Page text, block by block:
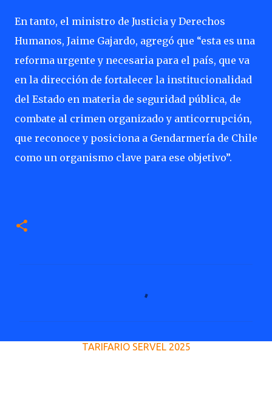
En tanto, el ministro de Justicia y Derechos
Humanos, Jaime Gajardo, agregó que “esta es una
reforma urgente y necesaria para el país, que va
en la dirección de fortalecer la institucionalidad
del Estado en materia de seguridad pública, de
combate al crimen organizado y anticorrupción,
que reconoce y posiciona a Gendarmería de Chile
como un organismo clave para ese objetivo”.
TARIFARIO SERVEL 2025